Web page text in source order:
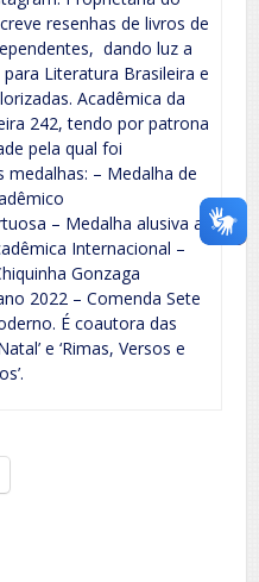
resenhas de livros de
dando luz a
Literatura Brasileira e
Acadêmica da
242, tendo por patrona
pela qual foi
medalhas: – Medalha de
– Medalha alusiva a
Internacional –
Gonzaga
2022 – Comenda Sete
É coautora das
e ‘Rimas, Versos e